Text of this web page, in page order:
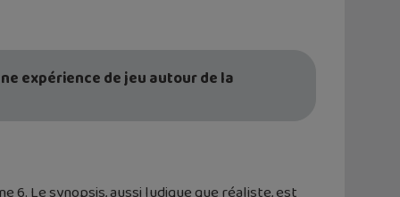
expérience de jeu autour de la